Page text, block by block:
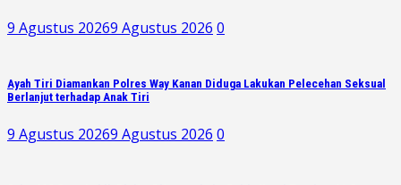
9 Agustus 20269 Agustus 2026 0
Ayah Tiri Diamankan Polres Way Kanan Diduga Lakukan Pelecehan Seksual
Berlanjut terhadap Anak Tiri
9 Agustus 20269 Agustus 2026 0